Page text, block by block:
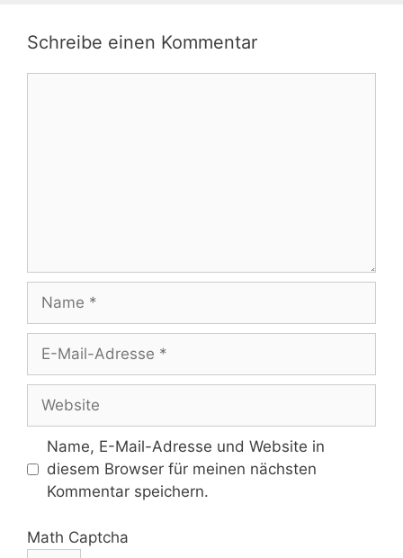
Schreibe einen Kommentar
Name
Adresse
Website
Name, E-Mail-Adresse und Website in
diesem Browser für meinen nächsten
Kommentar speichern.
Math Captcha